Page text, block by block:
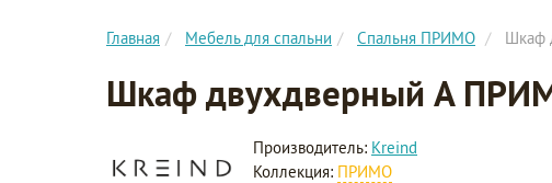
Главная Мебель для спальни Спальня ПРИМО Шкаф
Шкаф двухдверный A
Производитель: Kreind
Коллекция: ПРИМО